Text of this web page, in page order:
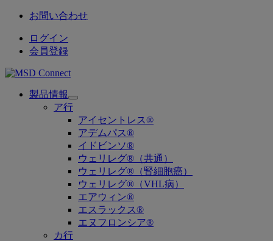
お問い合わせ
ログイン
会員登録
製品情報
Open
submenu
ア行
アイセントレス®
アデムパス®
イドビンソ®
ウェリレグ®（共通）
ウェリレグ®（腎細胞癌）
ウェリレグ®（VHL病）
エアウィン®
エスラックス®
エヌフロンシア®
カ行